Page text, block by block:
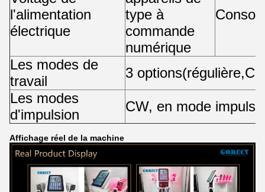
l'alimentation
électrique
type à
commande
numérique
Les modes de
travail
3 options(régulière,
Les modes
d'impulsion
CW, en mode
Affichage réel de la machine